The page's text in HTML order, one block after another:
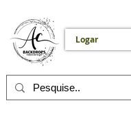
Logar